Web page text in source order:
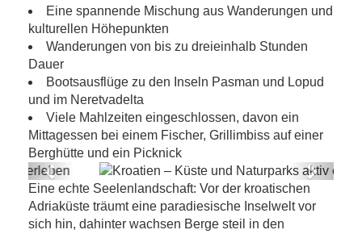
Eine spannende Mischung aus Wanderungen und
kulturellen Höhepunkten
Wanderungen von bis zu dreieinhalb Stunden
Dauer
Bootsausflüge zu den Inseln Pasman und Lopud
und im Neretvadelta
Viele Mahlzeiten eingeschlossen, davon ein
Mittagessen bei einem Fischer, Grillimbiss auf einer
Berghütte und ein Picknick
Kroatien – Küste und Naturparks aktiv
erleben
Previous Next
Eine echte Seelenlandschaft: Vor der kroatischen
Adriaküste träumt eine paradiesische Inselwelt vor
sich hin, dahinter wachsen Berge steil in den